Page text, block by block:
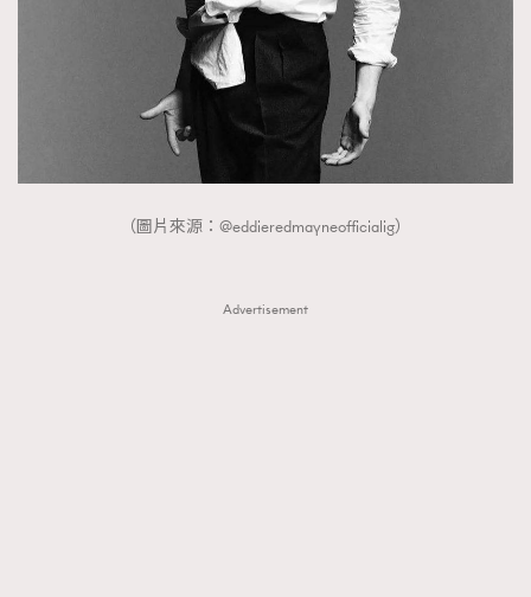
（圖片來源：@eddieredmayneofficialig）
Advertisement